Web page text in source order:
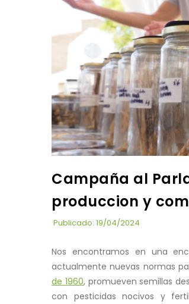
Campaña al
produccion y
Publicado: 19/04/2024
Nos encontramos en una
actualmente nuevas normas
de 1960, promueven semillas
con pesticidas nocivos y